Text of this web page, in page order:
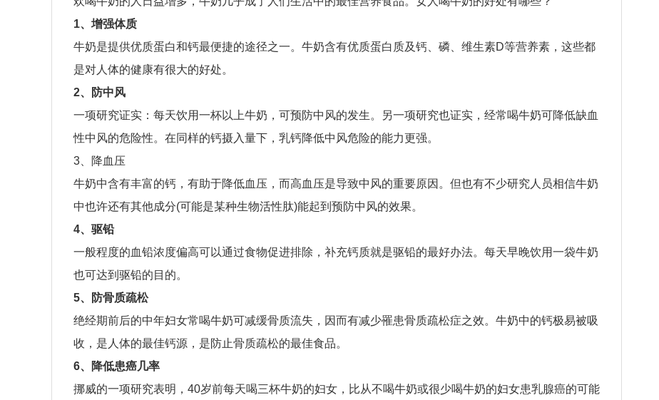
1、增强体质
牛奶是提供优质蛋白和钙最便捷的途径之一。牛奶含有优质蛋白质及钙、磷、维生素D等营养素，这些都
是对人体的健康有很大的好处。
2、防中风
一项研究证实：每天饮用一杯以上牛奶，可预防中风的发生。另一项研究也证实，经常喝牛奶可降低缺血
性中风的危险性。在同样的钙摄入量下，乳钙降低中风危险的能力更强。
3、降血压
牛奶中含有丰富的钙，有助于降低血压，而高血压是导致中风的重要原因。但也有不少研究人员相信牛奶
中也许还有其他成分(可能是某种生物活性肽)能起到预防中风的效果。
4、驱铅
一般程度的血铅浓度偏高可以通过食物促进排除，补充钙质就是驱铅的最好办法。每天早晚饮用一袋牛奶
也可达到驱铅的目的。
5、防骨质疏松
绝经期前后的中年妇女常喝牛奶可减缓骨质流失，因而有减少罹患骨质疏松症之效。牛奶中的钙极易被吸
收，是人体的最佳钙源，是防止骨质疏松的最佳食品。
6、降低患癌几率
挪威的一项研究表明，40岁前每天喝三杯牛奶的妇女，比从不喝牛奶或很少喝牛奶的妇女患乳腺癌的可能